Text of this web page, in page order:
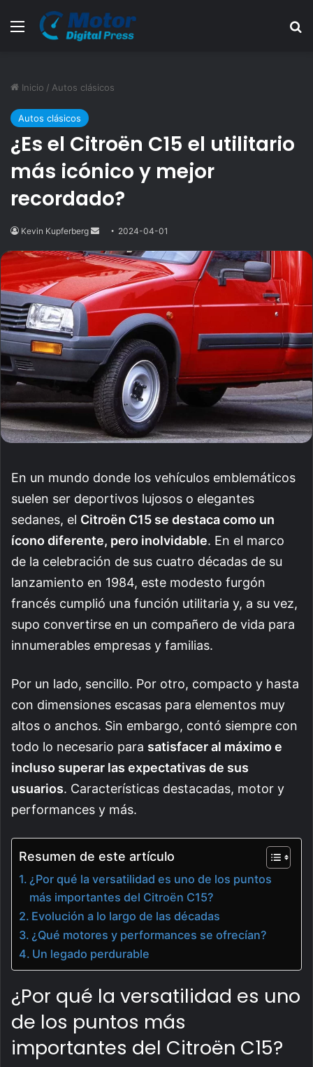
Menú
Inicio / Autos clásicos
Autos clásicos
¿Es el Citroën C15 el utilitario
más icónico y mejor
recordado?
Kevin Kupferberg
Send
email
2024-04-01
En un mundo donde los vehículos emblemáticos
suelen ser deportivos lujosos o elegantes
sedanes, el Citroën C15 se destaca como un
ícono diferente, pero inolvidable. En el marco
de la celebración de sus cuatro décadas de su
lanzamiento en 1984, este modesto furgón
francés cumplió una función utilitaria y, a su vez,
supo convertirse en un compañero de vida para
innumerables empresas y familias.
Por un lado, sencillo. Por otro, compacto y hasta
con dimensiones escasas para elementos muy
altos o anchos. Sin embargo, contó siempre con
todo lo necesario para satisfacer al máximo e
incluso superar las expectativas de sus
usuarios. Características destacadas, motor y
performances y más.
Resumen de este artículo
¿Por qué la versatilidad es uno de los puntos
más importantes del Citroën C15?
Evolución a lo largo de las décadas
¿Qué motores y performances se ofrecían?
Un legado perdurable
¿Por qué la versatilidad es uno
de los puntos más
importantes del Citroën C15?